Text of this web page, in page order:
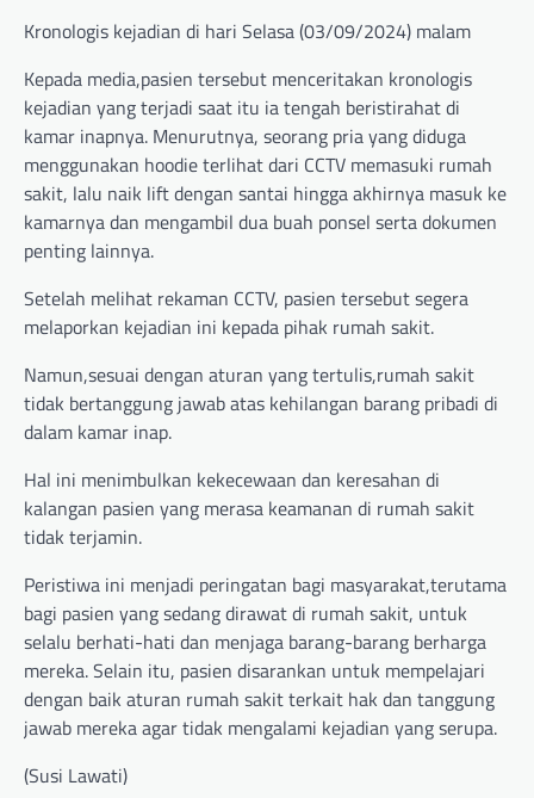
Kronologis kejadian di hari Selasa (03/09/2024) malam
Kepada media,pasien tersebut menceritakan kronologis
kejadian yang terjadi saat itu ia tengah beristirahat di
kamar inapnya. Menurutnya, seorang pria yang diduga
menggunakan hoodie terlihat dari CCTV memasuki rumah
sakit, lalu naik lift dengan santai hingga akhirnya masuk ke
kamarnya dan mengambil dua buah ponsel serta dokumen
penting lainnya.
Setelah melihat rekaman CCTV, pasien tersebut segera
melaporkan kejadian ini kepada pihak rumah sakit.
Namun,sesuai dengan aturan yang tertulis,rumah sakit
tidak bertanggung jawab atas kehilangan barang pribadi di
dalam kamar inap.
Hal ini menimbulkan kekecewaan dan keresahan di
kalangan pasien yang merasa keamanan di rumah sakit
tidak terjamin.
Peristiwa ini menjadi peringatan bagi masyarakat,terutama
bagi pasien yang sedang dirawat di rumah sakit, untuk
selalu berhati-hati dan menjaga barang-barang berharga
mereka. Selain itu, pasien disarankan untuk mempelajari
dengan baik aturan rumah sakit terkait hak dan tanggung
jawab mereka agar tidak mengalami kejadian yang serupa.
(Susi Lawati)